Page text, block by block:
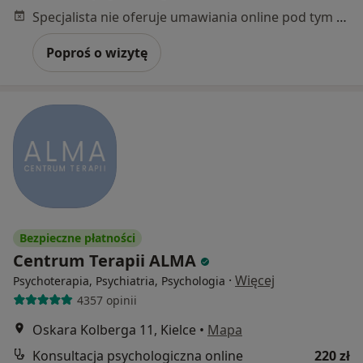
Specjalista nie oferuje umawiania online pod tym adresem.
Poproś o wizytę
Bezpieczne płatności
Centrum Terapii ALMA
Psychoterapia, Psychiatria, Psychologia · Więcej
4357 opinii
Oskara Kolberga 11, Kielce • Mapa
Konsultacja psychologiczna online
220 zł